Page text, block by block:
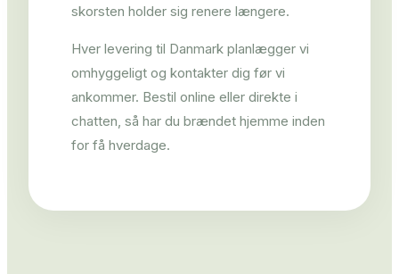
skorsten holder sig renere længere.
Hver levering til Danmark planlægger vi
omhyggeligt og kontakter dig før vi
ankommer. Bestil online eller direkte i
chatten, så har du brændet hjemme inden
for få hverdage.